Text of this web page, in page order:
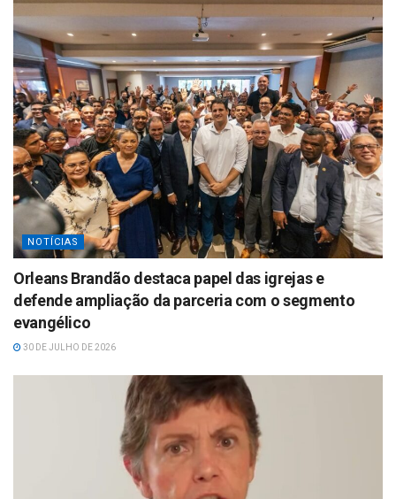
NOTÍCIAS
Orleans Brandão destaca papel das igrejas e
defende ampliação da parceria com o segmento
evangélico
30 DE JULHO DE 2026